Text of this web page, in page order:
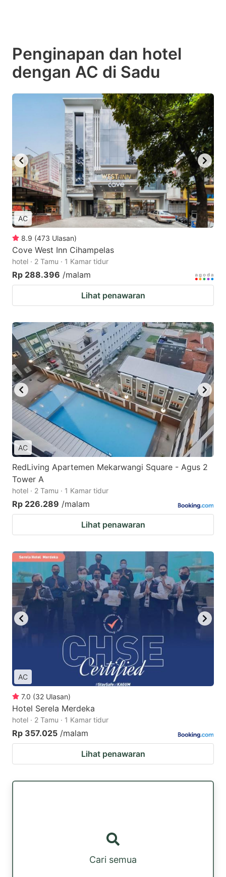
Penginapan dan hotel
dengan AC di Sadu
AC
8.9 (473 Ulasan)
Cove West Inn Cihampelas
hotel · 2 Tamu · 1 Kamar tidur
Rp 288.396 /malam
Lihat penawaran
AC
RedLiving Apartemen Mekarwangi Square - Agus 2
Tower A
hotel · 2 Tamu · 1 Kamar tidur
Rp 226.289 /malam
Lihat penawaran
AC
7.0 (32 Ulasan)
Hotel Serela Merdeka
hotel · 2 Tamu · 1 Kamar tidur
Rp 357.025 /malam
Lihat penawaran
Cari semua